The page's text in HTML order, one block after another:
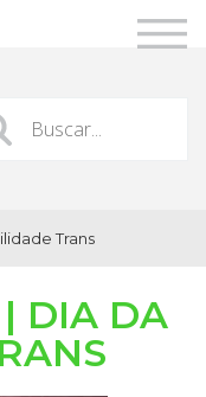
Trans
DIA DA